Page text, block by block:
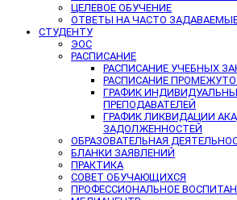
ЦЕЛЕВОЕ ОБУЧЕНИЕ
ОТВЕТЫ НА ЧАСТО
СТУДЕНТУ
ЭОС
РАСПИСАНИЕ
РАСПИСАНИЕ УЧЕБНЫХ
РАСПИСАНИЕ
ГРАФИК
ПРЕПОДАВАТЕЛЕЙ
ГРАФИК ЛИКВИДАЦИИ
ЗАДОЛЖЕННОСТЕЙ
ОБРАЗОВАТЕЛЬНАЯ
БЛАНКИ ЗАЯВЛЕНИЙ
ПРАКТИКА
СОВЕТ ОБУЧАЮЩИХСЯ
ПРОФЕССИОНАЛЬНОЕ